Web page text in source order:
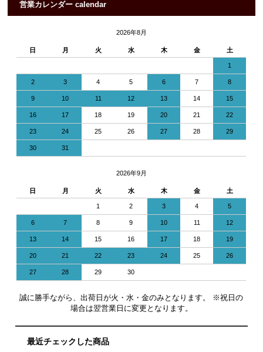
営業カレンダー calendar
2026年8月
日 月 火 水 木 金 土
1
2 3 4 5 6 7 8
9 10 11 12 13 14 15
16 17 18 19 20 21 22
23 24 25 26 27 28 29
30 31
2026年9月
日 月 火 水 木 金 土
1 2 3 4 5
6 7 8 9 10 11 12
13 14 15 16 17 18 19
20 21 22 23 24 25 26
27 28 29 30
誠に勝手ながら、出荷日が火・水・金のみとなります。 ※祝日の
場合は翌営業日に変更となります。
最近チェックした商品